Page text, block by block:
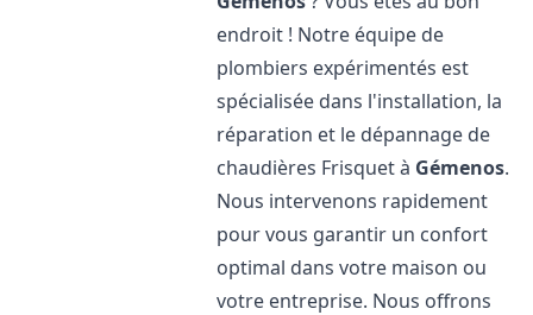
endroit ! Notre équipe de
plombiers expérimentés est
spécialisée dans l'installation, la
réparation et le dépannage de
chaudières Frisquet à Gémenos.
Nous intervenons rapidement
pour vous garantir un confort
optimal dans votre maison ou
votre entreprise. Nous offrons